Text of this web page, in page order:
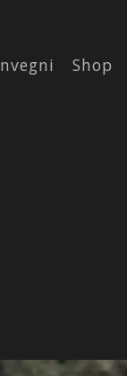
Shop